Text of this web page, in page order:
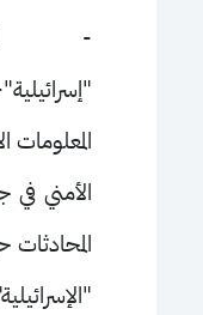
المعلومات
الأمني